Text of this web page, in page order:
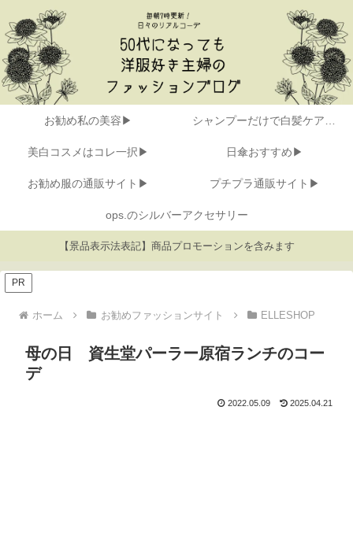
お勧め私の美容▶ シャンプーだけで白髪ケア▶
美白コスメはコレ一択▶ 日傘おすすめ▶
お勧め服の通販サイト▶ プチプラ通販サイト▶
ops.のシルバーアクセサリー
【景品表示法表記】商品プロモーションを含みます
PR
ホーム お勧めファッションサイト ELLESHOP
母の日 資生堂パーラー原宿ランチのコー
デ
2022.05.09 2025.04.21